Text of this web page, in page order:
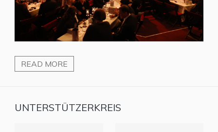
READ MORE
UNTERSTÜTZERKREIS